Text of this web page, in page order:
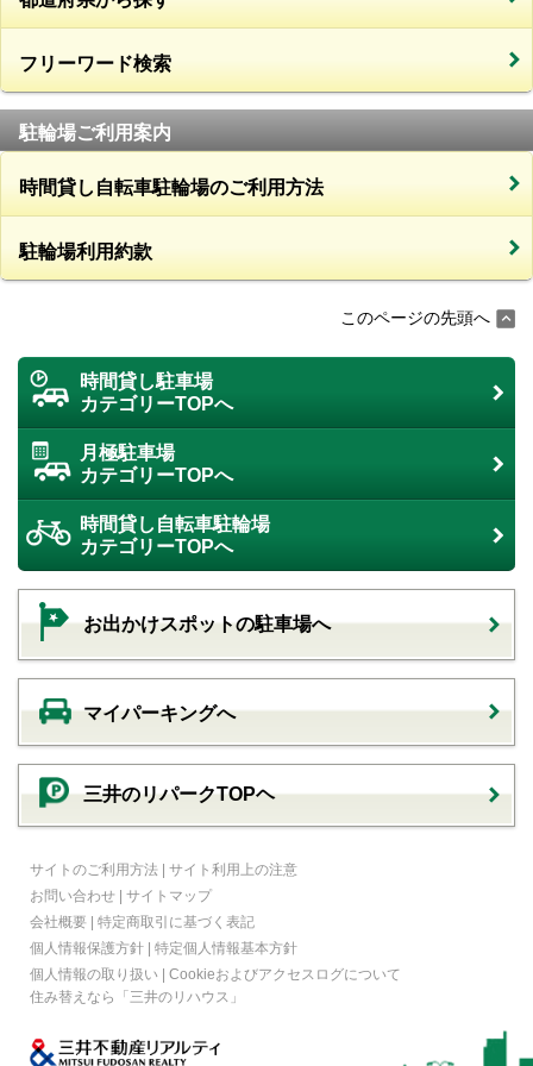
フリーワード検索
駐輪場ご利用案内
時間貸し自転車駐輪場のご利用方法
駐輪場利用約款
このページの先頭へ
時間貸し駐車場
カテゴリーTOPへ
月極駐車場
カテゴリーTOPへ
時間貸し自転車駐輪場
カテゴリーTOPへ
お出かけスポットの駐車場へ
マイパーキングへ
三井のリパークTOPヘ
サイトのご利用方法 | サイト利用上の注意
お問い合わせ | サイトマップ
会社概要 | 特定商取引に基づく表記
個人情報保護方針 | 特定個人情報基本方針
個人情報の取り扱い | Cookieおよびアクセスログについて
住み替えなら
「三井のリハウス」